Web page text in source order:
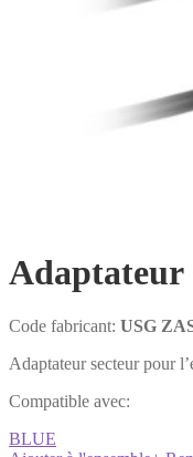
Adaptateur
Code fabricant: USG
Adaptateur secteur pour
Compatible avec:
BLUE